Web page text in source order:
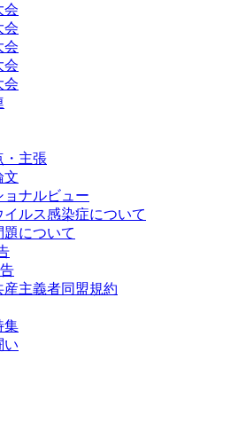
会
会
会
会
会
・主張
文
ョナルビュー
イルス感染症について
について
産主義者同盟規約
集
い